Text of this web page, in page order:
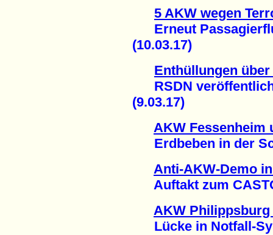
5 AKW wegen
Erneut
(10.03.17)
Enthüllungen
RSDN
(9.03.17)
AKW Fessenheim
Erdbeben in der
Anti-AKW-Demo
Auftakt zum
AKW
Lücke in Notfall-